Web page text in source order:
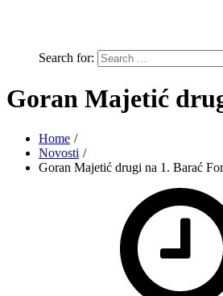
Search for:
Goran Majetić
Home
Novosti
Goran Majetić drugi na 1. Barać